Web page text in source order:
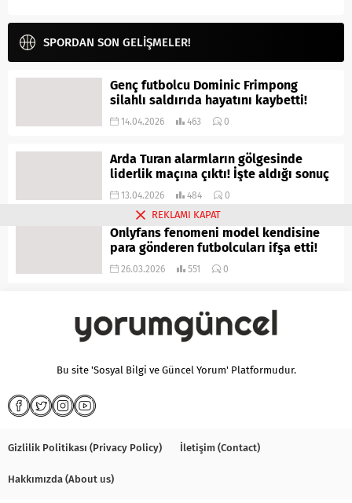
SPORDAN SON GELİŞMELER!
Genç futbolcu Dominic Frimpong
silahlı saldırıda hayatını kaybetti!
14.04.2026 463 0
Arda Turan alarmların gölgesinde
liderlik maçına çıktı! İşte aldığı sonuç
13.04.2026 484 0
Onlyfans fenomeni model kendisine
para gönderen futbolcuları ifşa etti!
26.03.2026 551 0
Bu site 'Sosyal Bilgi ve Güncel Yorum' Platformudur.
Gizlilik Politikası (Privacy Policy) İletişim (Contact)
Hakkımızda (About us)
REKLAMI KAPAT